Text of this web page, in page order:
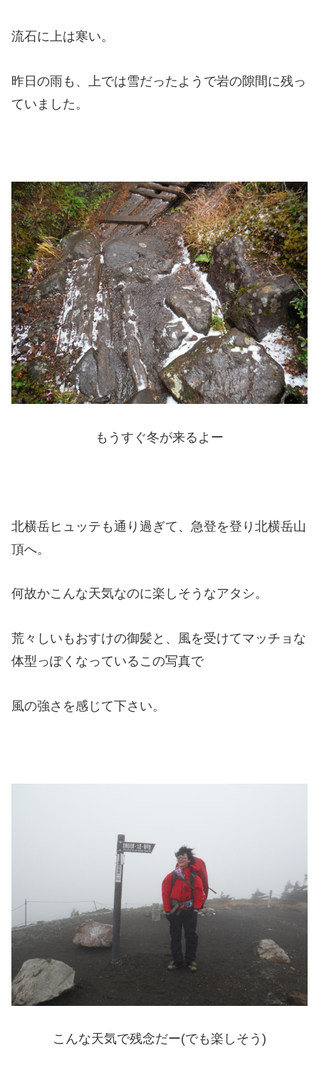
流石に上は寒い。
昨日の雨も、上では雪だったようで岩の隙間に残っ
ていました。
もうすぐ冬が来るよー
北横岳ヒュッテも通り過ぎて、急登を登り北横岳山
頂へ。
何故かこんな天気なのに楽しそうなアタシ。
荒々しいもおすけの御髪と、風を受けてマッチョな
体型っぽくなっているこの写真で
風の強さを感じて下さい。
こんな天気で残念だー(でも楽しそう)